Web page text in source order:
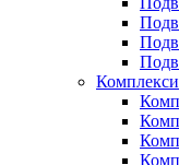
Комплекси